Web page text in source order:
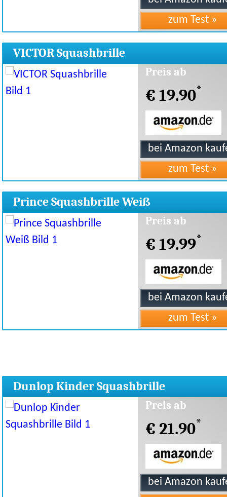
VICTOR Squashbrille
Preis ab
€ 19.90*
Prince Squashbrille Weiß
Preis ab
€ 19.99*
Dunlop Kinder Squashbrille
Preis ab
€ 21.90*